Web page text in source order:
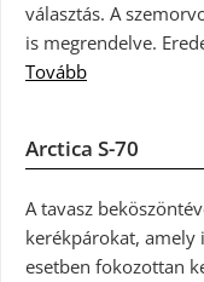
választás. A
is megrendelve.
Tovább
Arctica S-70
A tavasz
kerékpárokat, amely
esetben fokozottan